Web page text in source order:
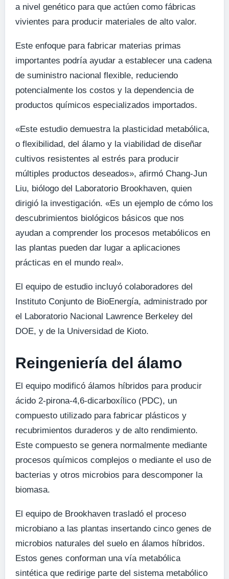
a nivel genético para que actúen como fábricas
vivientes para producir materiales de alto valor.
Este enfoque para fabricar materias primas
importantes podría ayudar a establecer una cadena
de suministro nacional flexible, reduciendo
potencialmente los costos y la dependencia de
productos químicos especializados importados.
«Este estudio demuestra la plasticidad metabólica,
o flexibilidad, del álamo y la viabilidad de diseñar
cultivos resistentes al estrés para producir
múltiples productos deseados», afirmó Chang-Jun
Liu, biólogo del Laboratorio Brookhaven, quien
dirigió la investigación. «Es un ejemplo de cómo los
descubrimientos biológicos básicos que nos
ayudan a comprender los procesos metabólicos en
las plantas pueden dar lugar a aplicaciones
prácticas en el mundo real».
El equipo de estudio incluyó colaboradores del
Instituto Conjunto de BioEnergía, administrado por
el Laboratorio Nacional Lawrence Berkeley del
DOE, y de la Universidad de Kioto.
Reingeniería del álamo
El equipo modificó álamos híbridos para producir
ácido 2-pirona-4,6-dicarboxílico (PDC), un
compuesto utilizado para fabricar plásticos y
recubrimientos duraderos y de alto rendimiento.
Este compuesto se genera normalmente mediante
procesos químicos complejos o mediante el uso de
bacterias y otros microbios para descomponer la
biomasa.
El equipo de Brookhaven trasladó el proceso
microbiano a las plantas insertando cinco genes de
microbios naturales del suelo en álamos híbridos.
Estos genes conforman una vía metabólica
sintética que redirige parte del sistema metabólico